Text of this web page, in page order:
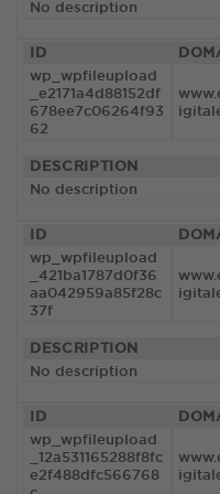
No description
ID
wp_wpfileupload
_e2171a4d88152df
678ee7c06264f93
62
DESCRIPTION
No description
ID
wp_wpfileupload
_421ba1787d0f36
aa042959a85f28c
37f
DESCRIPTION
No description
ID
wp_wpfileupload
_12a531165288f8fc
e2f488dfc566768